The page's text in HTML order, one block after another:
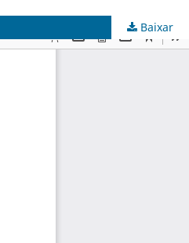
Baixar